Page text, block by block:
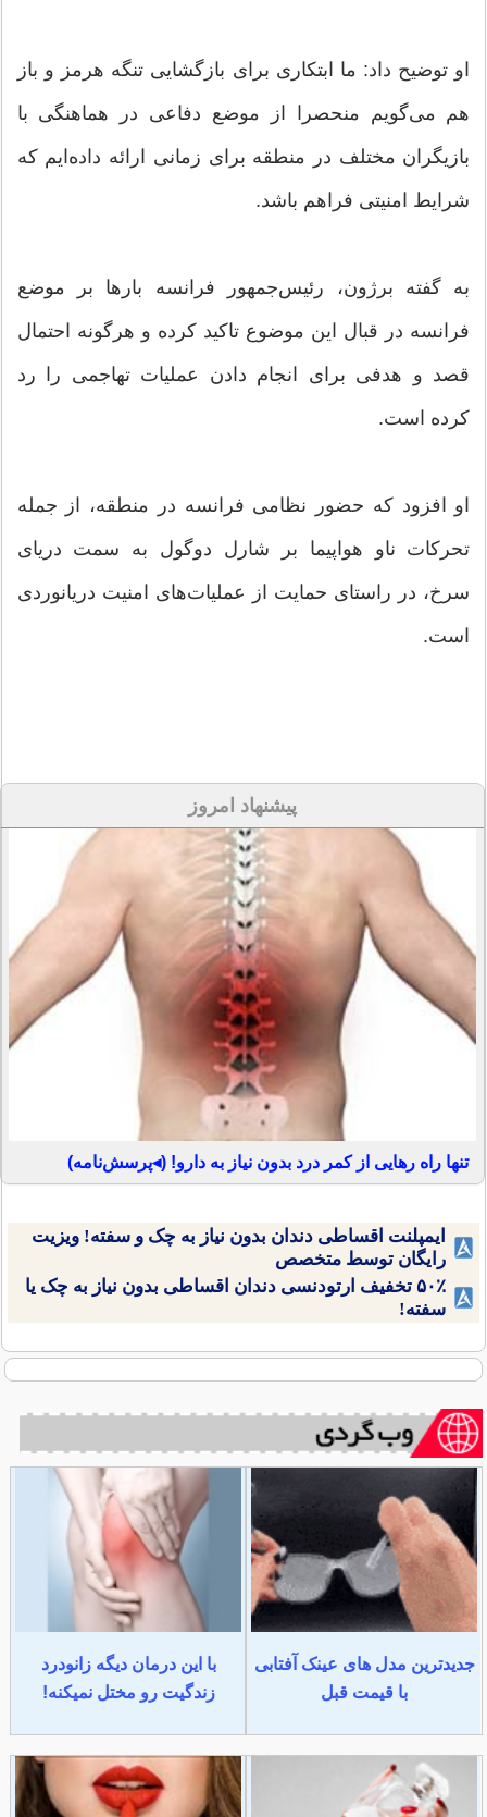
او توضیح داد: ما ابتکاری برای بازگشایی تنگه هرمز و باز
هم می‌گویم منحصرا از موضع دفاعی در هماهنگی با
بازیگران مختلف در منطقه برای زمانی ارائه داده‌ایم که
شرایط امنیتی فراهم باشد.
به گفته برژون، رئیس‌جمهور فرانسه بارها بر موضع
فرانسه در قبال این موضوع تاکید کرده و هرگونه احتمال
قصد و هدفی برای انجام دادن عملیات تهاجمی را رد
کرده است.
او افزود که حضور نظامی فرانسه در منطقه، از جمله
تحرکات ناو هواپیما بر شارل دوگول به سمت دریای
سرخ، در راستای حمایت از عملیات‌های امنیت دریانوردی
است.
پیشنهاد امروز
تنها راه رهایی از کمر درد بدون نیاز به دارو! (◂پرسش‌نامه)
ایمپلنت اقساطی دندان بدون نیاز به چک و سفته! ویزیت
رایگان توسط متخصص
۵۰٪ تخفیف ارتودنسی دندان اقساطی بدون نیاز به چک یا
سفته!
جدیدترین مدل های عینک آفتابی
با قیمت قبل
با این درمان دیگه زانودرد
زندگیت رو مختل نمیکنه!